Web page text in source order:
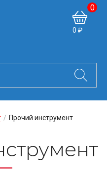
0 ₽
0
/ Прочий инструмент